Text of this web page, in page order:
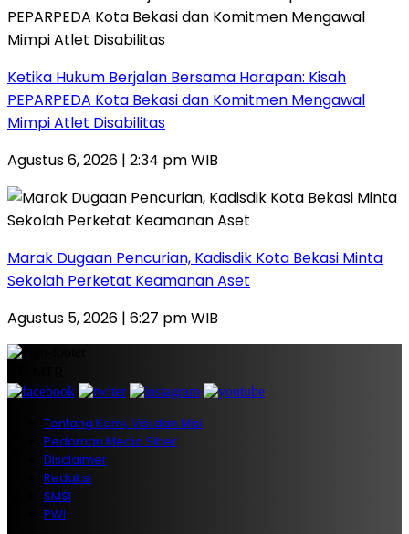
Ketika Hukum Berjalan Bersama Harapan: Kisah
PEPARPEDA Kota Bekasi dan Komitmen Mengawal
Mimpi Atlet Disabilitas
Agustus 6, 2026 | 2:34 pm WIB
‎Marak Dugaan Pencurian, Kadisdik Kota Bekasi Minta
Sekolah Perketat Keamanan Aset
Agustus 5, 2026 | 6:27 pm WIB
Tentang Kami, Visi dan Misi
Pedoman Media Siber
Disclaimer
Redaksi
SMSI
PWI